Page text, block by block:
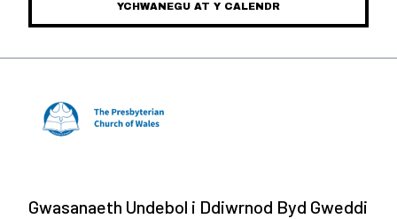
YCHWANEGU AT Y CALENDR
Gwasanaeth Undebol i Ddiwrnod Byd Gweddi